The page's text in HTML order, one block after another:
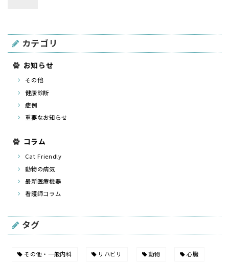
カテゴリ
お知らせ
その他
健康診断
症例
重要なお知らせ
コラム
Cat Friendly
動物の病気
最新医療機器
看護師コラム
タグ
その他・一般内科 リハビリ 動物 心臓